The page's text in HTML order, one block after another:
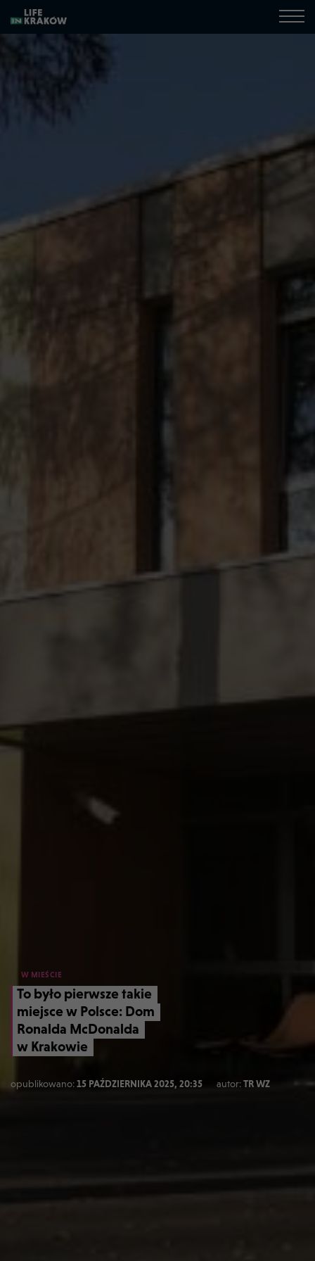
W MIEŚCIE
To było pierwsze takie
miejsce w Polsce: Dom
Ronalda McDonalda
w Krakowie
opublikowano:15 PAŹDZIERNIKA 2025, 20:35 autor:TR WZ